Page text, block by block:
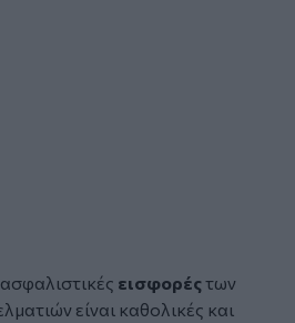
εισφορέςτων
είναι καθολικές και